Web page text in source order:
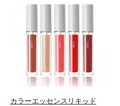
の乾燥・テカリへのケアはそのまま
に、肌荒れ・ニキビ予防など“今”の
ローチする進化を遂げました。うる
おいを逃しやすい男性肌に着目し、
アイテム同士をなじみやすくする
カラーエッセンスリキッド